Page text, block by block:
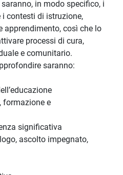
in modo specifico, i
i contesti di istruzione,
apprendimento, così che lo
processi di cura,
e comunitario.
saranno:
formazione e
significativa
ascolto impegnato,